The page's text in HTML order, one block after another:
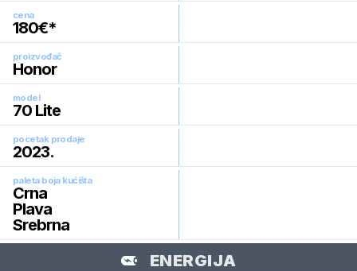
cena
180€*
proizvođač
Honor
model
70 Lite
pocetak prodaje
2023.
paleta boja kućišta
Crna
Plava
Srebrna
ENERGIJA